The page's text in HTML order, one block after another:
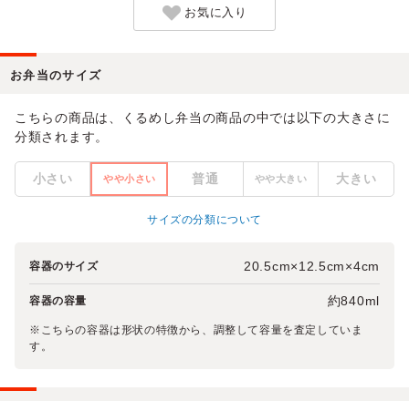
お気に入り
お弁当のサイズ
こちらの商品は、くるめし弁当の商品の中では以下の大きさに
分類されます。
小さい やや小さい 普通 やや大きい 大きい
サイズの分類について
容器のサイズ 20.5cm×12.5cm×4cm
容器の容量 約840ml
※こちらの容器は形状の特徴から、調整して容量を査定していま
す。